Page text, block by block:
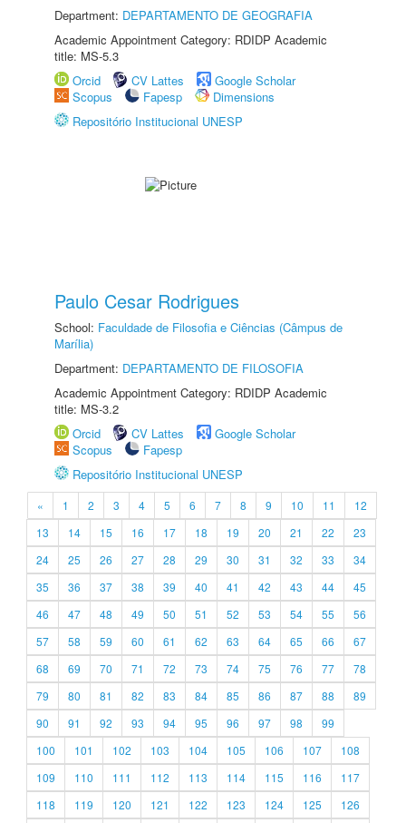
Department: DEPARTAMENTO DE GEOGRAFIA
Academic Appointment Category: RDIDP Academic
title: MS-5.3
Orcid
CV Lattes
Google Scholar
Scopus
Fapesp
Dimensions
Repositório Institucional UNESP
Paulo Cesar Rodrigues
School: Faculdade de Filosofia e Ciências (Câmpus de
Marília)
Department: DEPARTAMENTO DE FILOSOFIA
Academic Appointment Category: RDIDP Academic
title: MS-3.2
Orcid
CV Lattes
Google Scholar
Scopus
Fapesp
Repositório Institucional UNESP
« 1 2 3 4 5 6 7 8 9 10 11
12
13
14 15 16 17 18 19 20 21 22
23
24
25 26 27 28 29 30 31 32 33
34
35
36 37 38 39 40 41 42 43 44
45
46
47 48 49 50 51 52 53 54 55
56
57
58 59 60 61 62 63 64 65 66
67
68
69 70 71 72 73 74 75 76 77
78
79
80 81 82 83 84 85 86 87 88
89
90
91 92 93 94 95 96 97 98
99
100
101 102 103 104 105 106 107
108
109
110 111 112 113 114 115 116
117
118
119 120 121 122 123 124 125
126